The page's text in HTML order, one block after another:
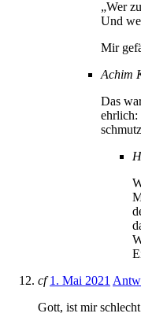
„Wer
Und
Mir
Achim
Das
cf 1. Mai 2021
Gott, ist mir